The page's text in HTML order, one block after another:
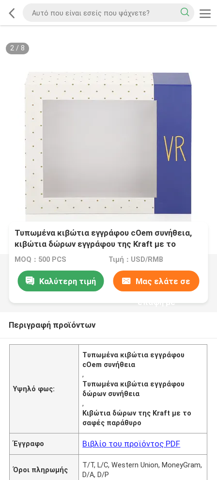
2/ 8
Τυπωμένα κιβώτια εγγράφου cOem συνήθεια,
κιβώτια δώρων εγγράφου της Kraft με το
σαφές παράθυρο
MOQ：500 PCS Τιμή：USD/RMB
Καλύτερη τιμή Μας ελάτε σε
επαφή με
Περιγραφή προϊόντων
Υψηλό φως:
Τυπωμένα κιβώτια εγγράφου
cOem συνήθεια
,
Τυπωμένα κιβώτια εγγράφου
δώρων συνήθεια
,
Κιβώτια δώρων της Kraft με το
σαφές παράθυρο
Έγγραφο Βιβλίο του προϊόντος PDF
Όροι πληρωμής
T/T, L/C, Western Union, MoneyGram,
D/A, D/P